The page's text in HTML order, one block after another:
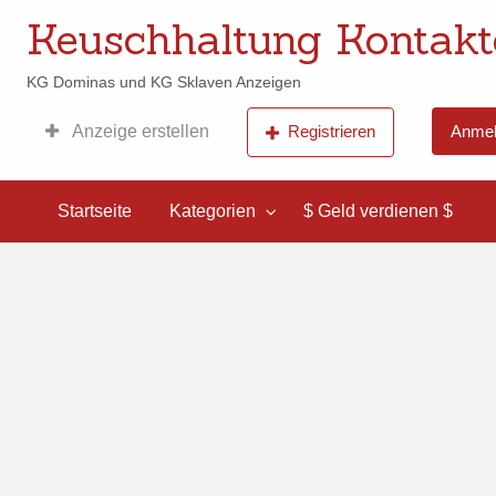
$ Geld
$
Keuschhaltung
KG Dominas und KG Sklaven Anzeigen
Anzeige erstellen Registrieren
Startseite Kategorien $ Geld verdienen $